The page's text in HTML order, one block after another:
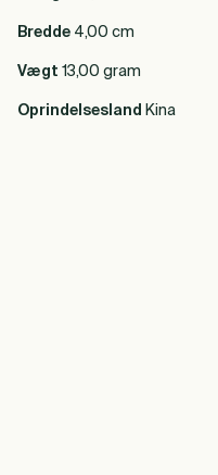
Bredde 4,00 cm
Vægt 13,00 gram
Oprindelsesland Kina